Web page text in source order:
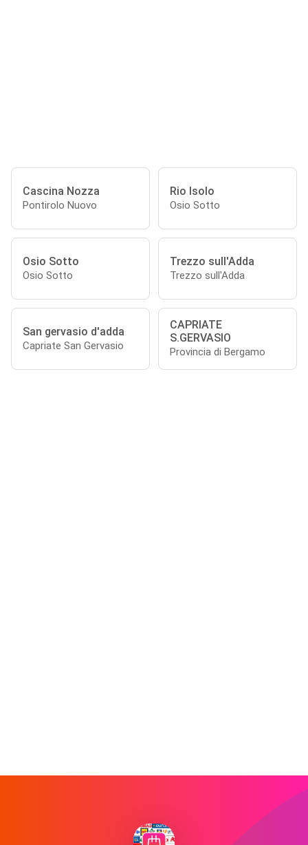
Cascina Nozza
Pontirolo Nuovo
Rio Isolo
Osio Sotto
Osio Sotto
Osio Sotto
Trezzo sull'Adda
Trezzo sull'Adda
San gervasio d'adda
Capriate San Gervasio
CAPRIATE
S.GERVASIO
Provincia di Bergamo